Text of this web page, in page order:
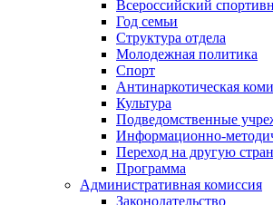
Всероссийский
Год семьи
Структура отдела
Молодежная политика
Спорт
Антинаркотическая
Культура
Подведомственные
Информационно-
Переход на другую
Программа
Административная комиссия
Законодательство